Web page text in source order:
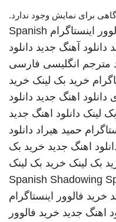
برای نمایش وجود ندارد.
اینستاگرام Spanish
دانلود آهنگ جدید دانلود
مترجم انگلیسی فارسی
خرید بک لینک خرید
دانلود اهنگ جدید دانلود
لینک دانلود اهنگ جدید
حمید هیراد دانلود
اهنگ جدید خرید بک
بک لینک خرید بک لینک
Spanish Shadowing
خرید فالوور اینستاگرام
اهنگ جدید خرید فالوور